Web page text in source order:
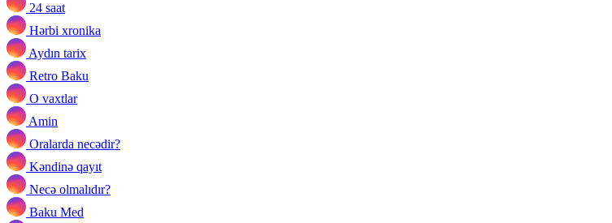
24 saat
Hərbi xronika
Aydın tarix
Retro Baku
O vaxtlar
Amin
Oralarda necədir?
Kəndinə qayıt
Necə olmalıdır?
Baku Med